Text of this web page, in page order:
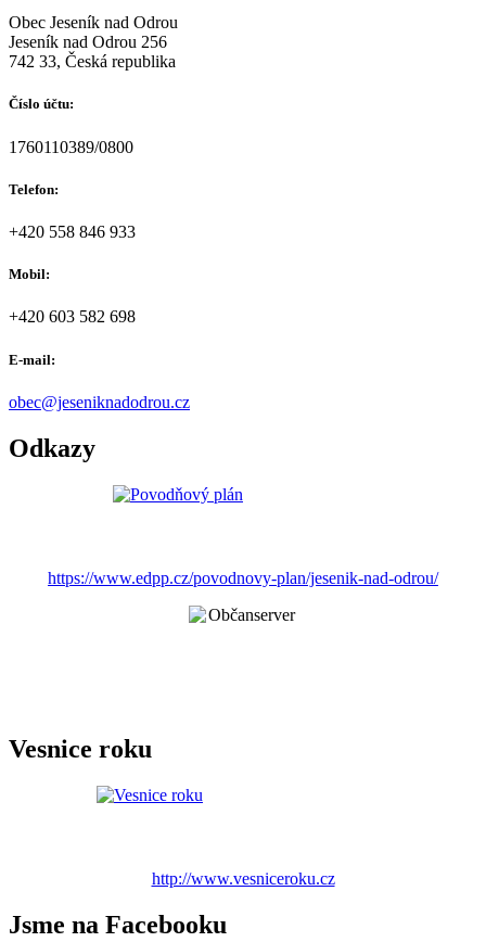
Obec Jeseník nad Odrou
Jeseník nad Odrou 256
742 33, Česká republika
Číslo účtu:
1760110389/0800
Telefon:
+420 558 846 933
Mobil:
+420 603 582 698
E-mail:
obec@jeseniknadodrou.cz
Odkazy
https://www.edpp.cz/povodnovy-plan/jesenik-nad-odrou/
Vesnice roku
http://www.vesniceroku.cz
Jsme na Facebooku